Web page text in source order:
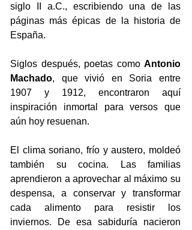
siglo II a.C., escribiendo una de las
páginas más épicas de la historia de
España.
Siglos después, poetas como Antonio
Machado, que vivió en Soria entre
1907 y 1912, encontraron aquí
inspiración inmortal para versos que
aún hoy resuenan.
El clima soriano, frío y austero, moldeó
también su cocina. Las familias
aprendieron a aprovechar al máximo su
despensa, a conservar y transformar
cada alimento para resistir los
inviernos. De esa sabiduría nacieron